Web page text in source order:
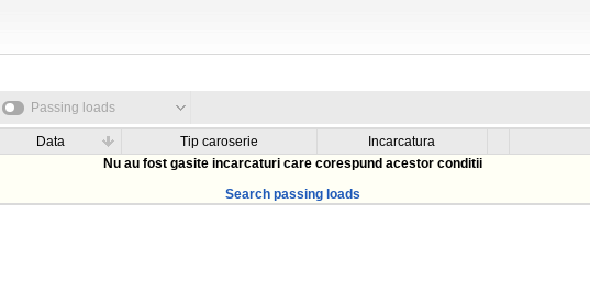
Passing loads
Data Tip caroserie Incarcatura
Nu au fost gasite incarcaturi care corespund acestor conditii
Search passing loads